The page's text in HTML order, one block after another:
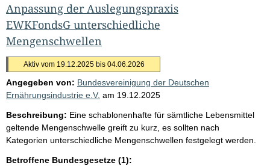
Anpassung der Auslegungspraxis
EWKFondsG unterschiedliche
Mengenschwellen
Aktiv vom 19.12.2025 bis 04.06.2026
Angegeben von: Bundesvereinigung der Deutschen
Ernährungsindustrie e.V. am 19.12.2025
Beschreibung: Eine schablonenhafte für sämtliche Lebensmittel
geltende Mengenschwelle greift zu kurz, es sollten nach
Kategorien unterschiedliche Mengenschwellen festgelegt werden.
Betroffene Bundesgesetze (1):